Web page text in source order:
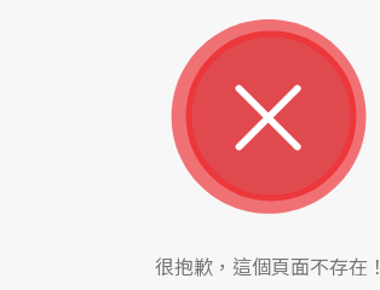
很抱歉，這個頁面不存在！